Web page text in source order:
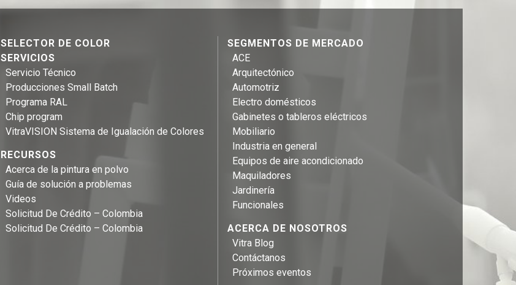
SELECTOR DE COLOR
SERVICIOS
Servicio Técnico
Producciones Small Batch
Programa RAL
Chip program
VitraVISION Sistema de Igualación de Colores
RECURSOS
Acerca de la pintura en polvo
Guía de solución a problemas
Videos
Solicitud De Crédito – Colombia
Solicitud De Crédito – Colombia
SEGMENTOS DE MERCADO
ACE
Arquitectónico
Automotriz
Electro domésticos
Gabinetes o tableros eléctricos
Mobiliario
Industria en general
Equipos de aire acondicionado
Maquiladores
Jardinería
Funcionales
ACERCA DE NOSOTROS
Vitra Blog
Contáctanos
Próximos eventos